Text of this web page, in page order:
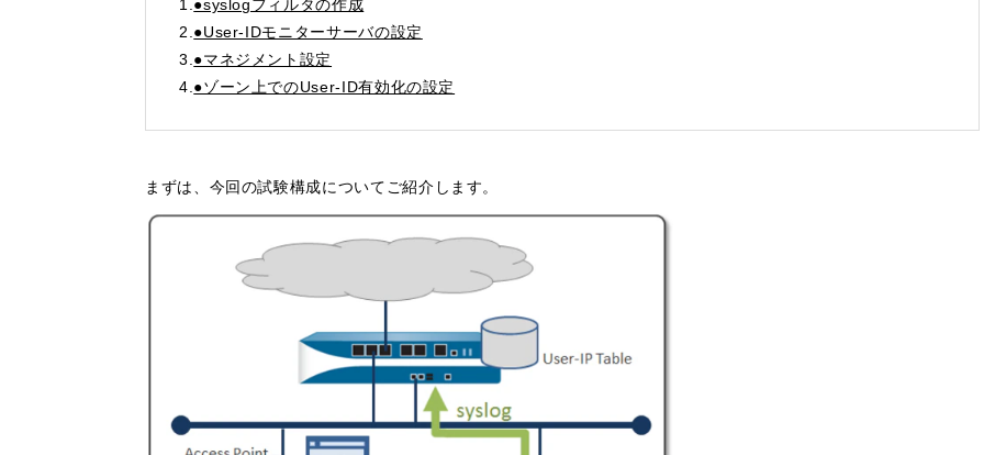
1. ●syslogフィルタの作成
2. ●User-IDモニターサーバの設定
3. ●マネジメント設定
4. ●ゾーン上でのUser-ID有効化の設定
まずは、今回の試験構成についてご紹介します。